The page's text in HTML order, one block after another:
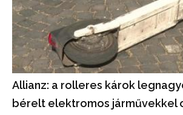
Allianz: a rolleres károk
bérelt elektromos járművekkel